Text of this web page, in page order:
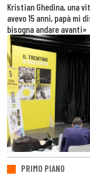
Kristian Ghedina, una
avevo 15 anni, papà mi
bisogna andare avanti»
PRIMO PIANO